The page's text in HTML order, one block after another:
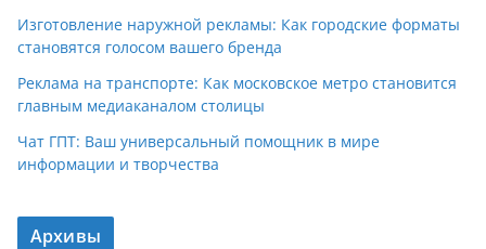
Изготовление наружной рекламы: Как городские форматы
становятся голосом вашего бренда
Реклама на транспорте: Как московское метро становится
главным медиаканалом столицы
Чат ГПТ: Ваш универсальный помощник в мире
информации и творчества
Архивы